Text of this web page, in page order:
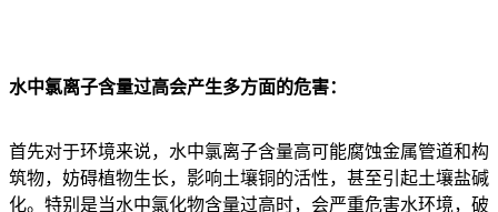
水中氯离子含量过高会产生多方面的危害：
首先对于环境来说，水中氯离子含量高可能腐蚀金属管道和构
筑物，妨碍植物生长，影响土壤铜的活性，甚至引起土壤盐碱
化。特别是当水中氯化物含量过高时，会严重危害水环境，破